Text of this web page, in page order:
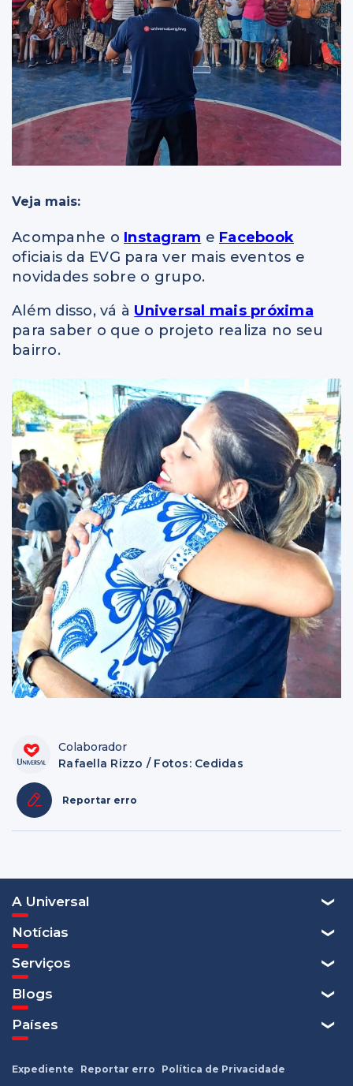
Veja mais:
Acompanhe o Instagram e Facebook
oficiais da EVG para ver mais eventos e
novidades sobre o grupo.
Além disso, vá à Universal mais próxima
para saber o que o projeto realiza no seu
bairro.
Colaborador
Rafaella Rizzo / Fotos: Cedidas
Reportar erro
A Universal
Notícias
Serviços
Blogs
Países
Expediente Reportar erro Política de Privacidade